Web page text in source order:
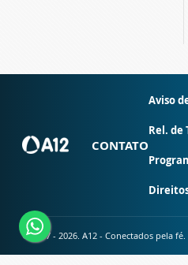
CONTATO
Aviso
Rel. de
© 2007 - 2026. A12 - Conectados pela fé.